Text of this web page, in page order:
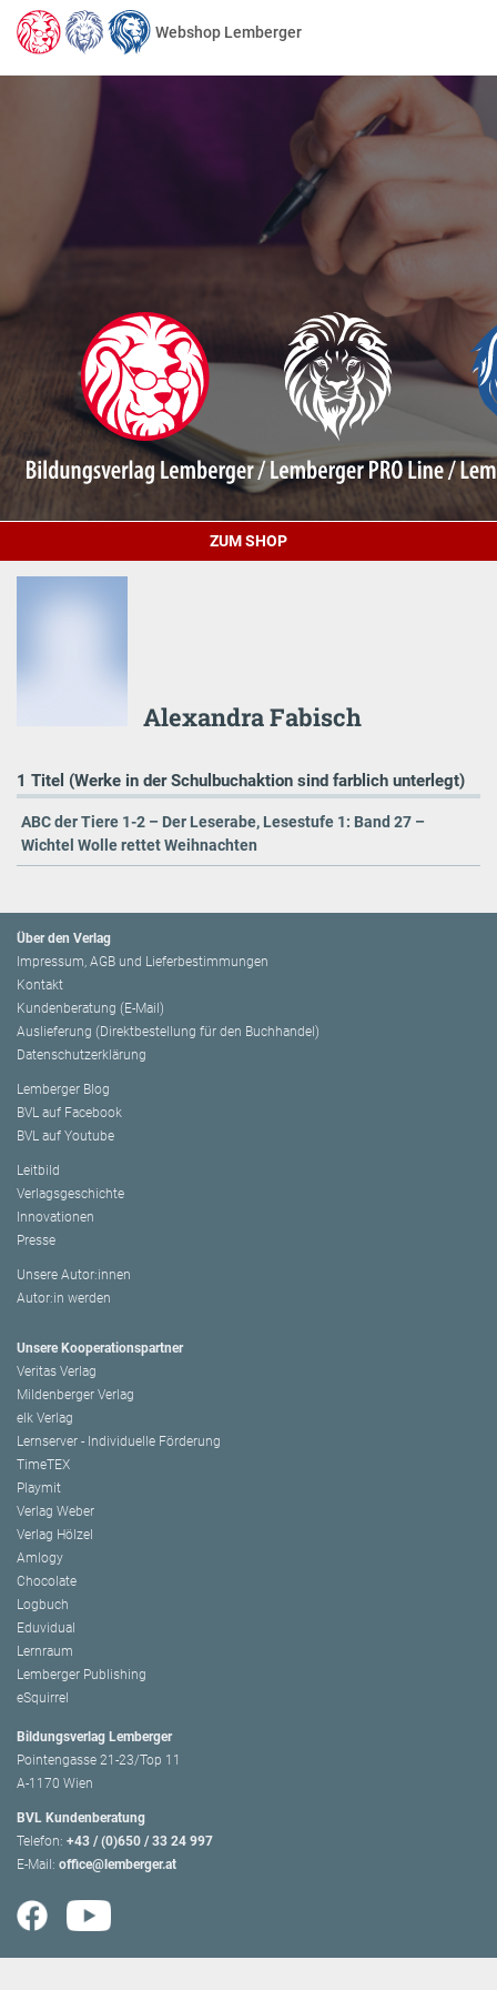
Webshop Lemberger
ZUM SHOP
Alexandra Fabisch
1 Titel (Werke in der Schulbuchaktion sind farblich unterlegt)
ABC der Tiere 1-2 – Der Leserabe, Lesestufe 1: Band 27 –
Wichtel Wolle rettet Weihnachten
Über den Verlag
Impressum, AGB und Lieferbestimmungen
Kontakt
Kundenberatung (E-Mail)
Auslieferung (Direktbestellung für den Buchhandel)
Datenschutzerklärung
Lemberger Blog
BVL auf Facebook
BVL auf Youtube
Leitbild
Verlagsgeschichte
Innovationen
Presse
Unsere Autor:innen
Autor:in werden
Unsere Kooperationspartner
Veritas Verlag
Mildenberger Verlag
elk Verlag
Lernserver - Individuelle Förderung
TimeTEX
Playmit
Verlag Weber
Verlag Hölzel
Amlogy
Chocolate
Logbuch
Eduvidual
Lernraum
Lemberger Publishing
eSquirrel
Bildungsverlag Lemberger
Pointengasse 21-23/Top 11
A-1170 Wien
BVL Kundenberatung
Telefon: +43 / (0)650 / 33 24 997
E-Mail: office@lemberger.at